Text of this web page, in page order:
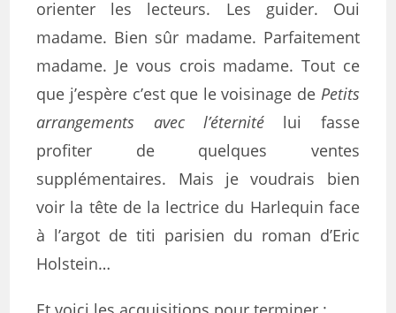
orienter les lecteurs. Les guider. Oui
madame. Bien sûr madame. Parfaitement
madame. Je vous crois madame. Tout ce
que j’espère c’est que le voisinage de Petits
arrangements avec l’éternité lui fasse
profiter de quelques ventes
supplémentaires. Mais je voudrais bien
voir la tête de la lectrice du Harlequin face
à l’argot de titi parisien du roman d’Eric
Holstein…